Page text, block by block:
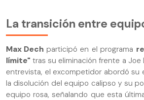
La transición entre
Max Dech participó en el programa
límite" tras su eliminación frente a Joe
entrevista, el excompetidor abordó su
la disolución del equipo calipso y su
equipo rosa, señalando que esta